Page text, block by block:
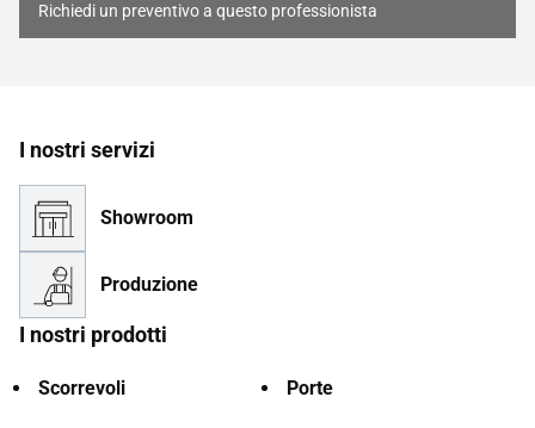
Richiedi un preventivo a questo professionista
I nostri servizi
Showroom
Produzione
I nostri prodotti
Scorrevoli Porte